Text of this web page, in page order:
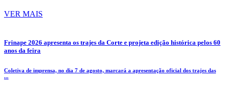
VER MAIS
Frinape 2026 apresenta os trajes da Corte e projeta edição histórica pelos 60
anos da feira
Coletiva de imprensa, no dia 7 de agosto, marcará a apresentação oficial dos trajes das
...